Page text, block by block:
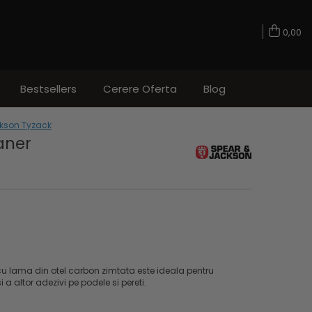
0,00
Bestsellers Cerere Oferta Blog
Tyzack
lama din otel carbon zimtata este ideala pentru
altor adezivi pe podele si pereti.